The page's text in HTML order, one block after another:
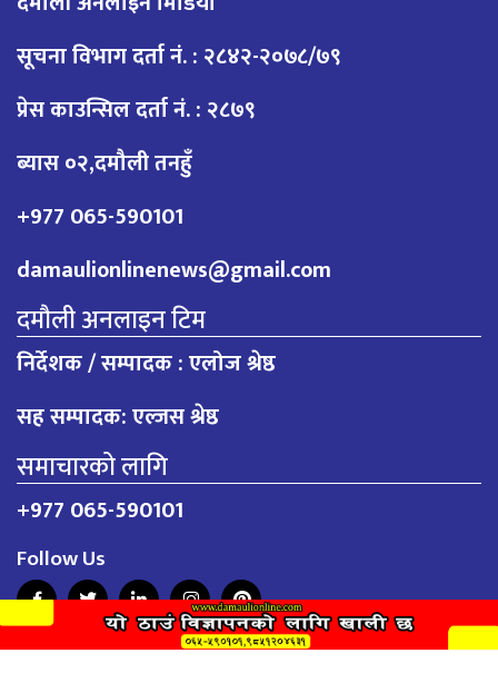
सूचना विभाग दर्ता नं. : २८४२-२०७८/७९
प्रेस काउन्सिल दर्ता नं. : २८७९
ब्यास ०२,दमौली तनहुँ
+977 065-590101
damaulionlinenews@gmail.com
दमौली अनलाइन टिम
निर्देशक / सम्पादक : एलोज श्रेष्ठ
सह सम्पादक: एल्जस श्रेष्ठ
समाचारको लागि
+977 065-590101
Follow Us